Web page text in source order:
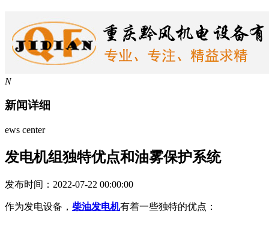
N
新闻详细
ews center
发电机组独特优点和油雾保护系统
发布时间：2022-07-22 00:00:00
作为发电设备， 柴油发电机有着一些独特的优点：